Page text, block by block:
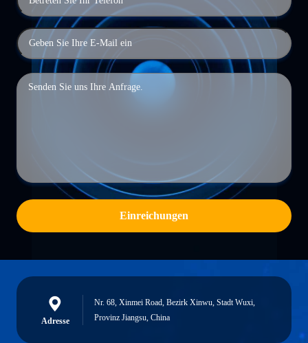
Einreichungen
Adresse
Nr. 68, Xinmei Road, Bezirk Xinwu, Stadt Wuxi,
Provinz Jiangsu, China